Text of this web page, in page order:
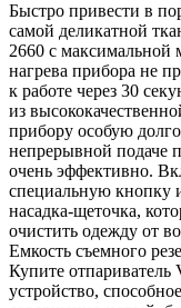
Быстро привести в
самой деликатной
2660 с
нагрева прибора не
к работе через 30
из
прибору особую
непрерывной подаче
очень эффективно.
специальную кнопку
насадка-щеточка,
очистить одежду от
Емкость съемного
Купите
устройство,